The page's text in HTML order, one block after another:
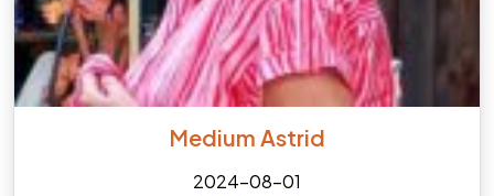
Medium Astrid
2024-08-01